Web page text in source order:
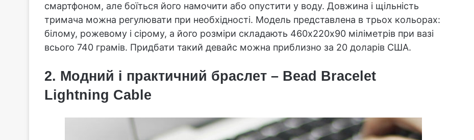
смартфоном, але боїться його намочити або опустити у воду. Довжина і щільність
тримача можна регулювати при необхідності. Модель представлена в трьох кольорах:
білому, рожевому і сірому, а його розміри складають 460х220х90 міліметрів при вазі
всього 740 грамів. Придбати такий девайс можна приблизно за 20 доларів США.
2. Модний і практичний браслет – Bead Bracelet
Lightning Cable